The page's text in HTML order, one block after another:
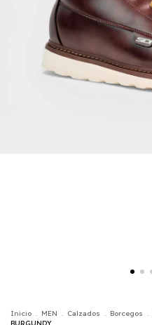
Inicio . MEN . Calzados . Borcegos .